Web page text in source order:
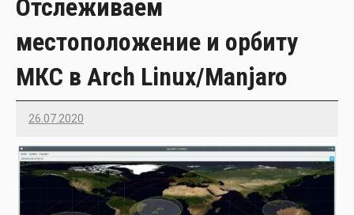
Отслеживаем
местоположение и орбиту
МКС в Arch Linux/Manjaro
26.07.2020
Imatvey